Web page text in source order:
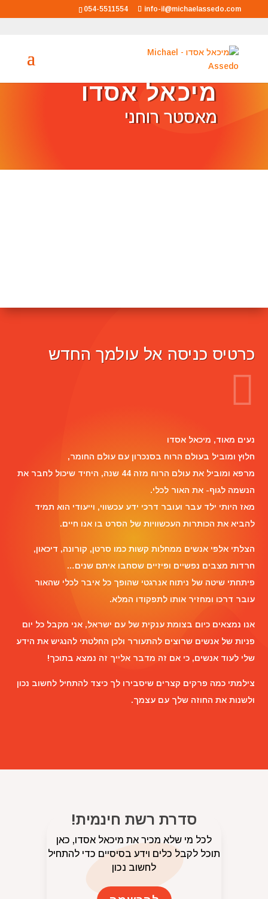
054-5511554 info-il@michaelassedo.com
מיכאל אסדו
מאסטר רוחני
כרטיס כניסה אל עולמך החדש
Reviewer Name
נעים מאוד, ‏מיכאל אסדו
חלוץ ומוביל בעולם הרוח בסנכרון עם עולם החומר,
מרפא ומוביל את עולם הרוח מזה 44 שנה, היחיד שיכול לחבר את
הנשמה לגוף- את האור לכלי.
מאז היותי ילד עבר ועובר דרכי ידע עכשווי, וייעודי הוא תמיד
להביא את הכותרות העכשוויות של הסרט בו אנו חיים.
הצלתי אלפי אנשים ממחלות קשות כמו סרטן, קורונה, דיכאון,
חרדות מצבים נפשיים ופיזיים שסחבו איתם שנים…
פיתחתי שיטה של ניתוח אנרגטי שהופך כל איבר לכלי שהאור
עובר דרכו ומחזיר אותו לתפקודו המלא.
אנו נמצאים כיום בצומת ענקית של עם ישראל, אני מקבל כל יום
פניות של אנשים שרוצים להתעורר ולכן החלטתי להנגיש את הידע
שלי לעוד אנשים, כי אם זה מדבר אלייך זה נמצא בתוכך!
צילמתי כמה פרקים קצרים שיסבירו לך כיצד להתחיל לחשוב נכון
ולשנות את החוזה שלך עם עצמך.
סדרת רשת חינמית!
לכל מי שלא מכיר את מיכאל אסדו, כאן
תוכל לקבל כלים וידע בסיסיים כדי להתחיל
לחשוב נכון